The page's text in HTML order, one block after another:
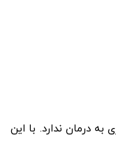
درمان ندارد. با این